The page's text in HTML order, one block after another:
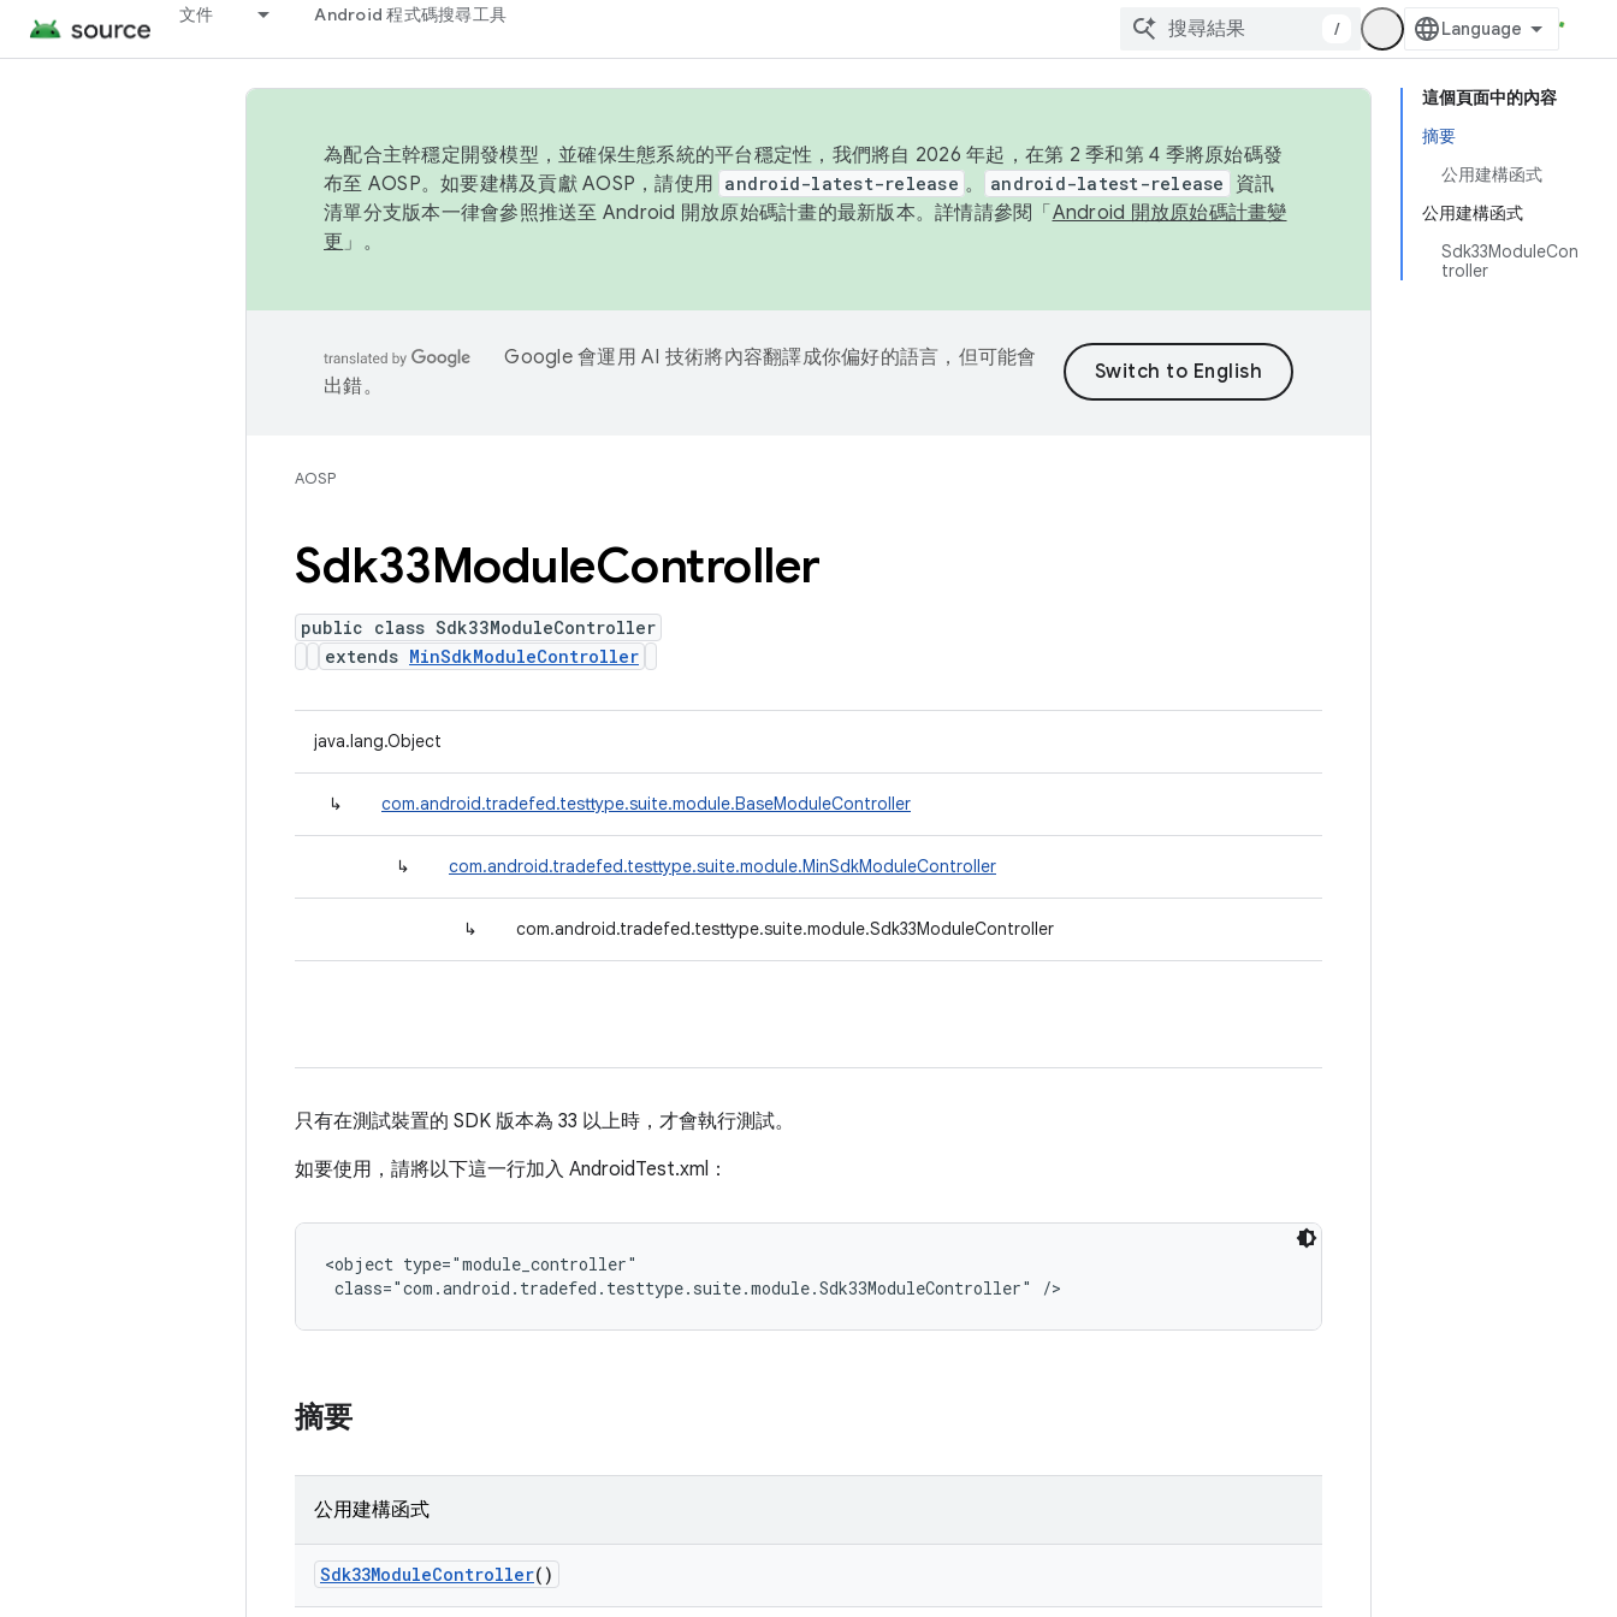
文件 Android 程式碼搜尋工具
/
這個頁面中的內容
摘要
公用建構函式
公用建構函式
Sdk33ModuleCon
troller
為配合主幹穩定開發模型，並確保生態系統的平台穩定性，我們將自 2026 年起，在第 2 季和第 4 季將原始碼發
布至 AOSP。如要建構及貢獻 AOSP，請使用 android-latest-release 。 android-latest-release
資訊
清單分支版本一律會參照推送至 Android 開放原始碼計畫的最新版本。詳情請參閱「 Android 開放原始碼計畫變
更 」。
Google 會運用 AI 技術將內容翻譯成你偏好的語言，但可能會
出錯。
AOSP
Sdk33ModuleController
public class Sdk33ModuleController
extends MinSdkModuleController
java.lang.Object
↳ com.android.tradefed.testtype.suite.module.BaseModuleController
↳ com.android.tradefed.testtype.suite.module.MinSdkModuleController
↳ com.android.tradefed.testtype.suite.module.Sdk33ModuleController
只有在測試裝置的 SDK 版本為 33 以上時，才會執行測試。
如要使用，請將以下這一行加入 AndroidTest.xml：
<object type="module_controller"
class="com.android.tradefed.testtype.suite.module.Sdk33ModuleController" />
摘要
公用建構函式
Sdk33ModuleController()